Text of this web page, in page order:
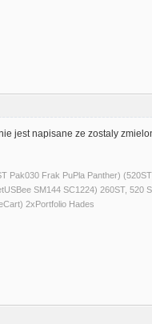
jest napisane ze zostaly
Pak030 Frak PuPla Panther)
SM144 SC1224) 260ST, 520
2xPortfolio Hades